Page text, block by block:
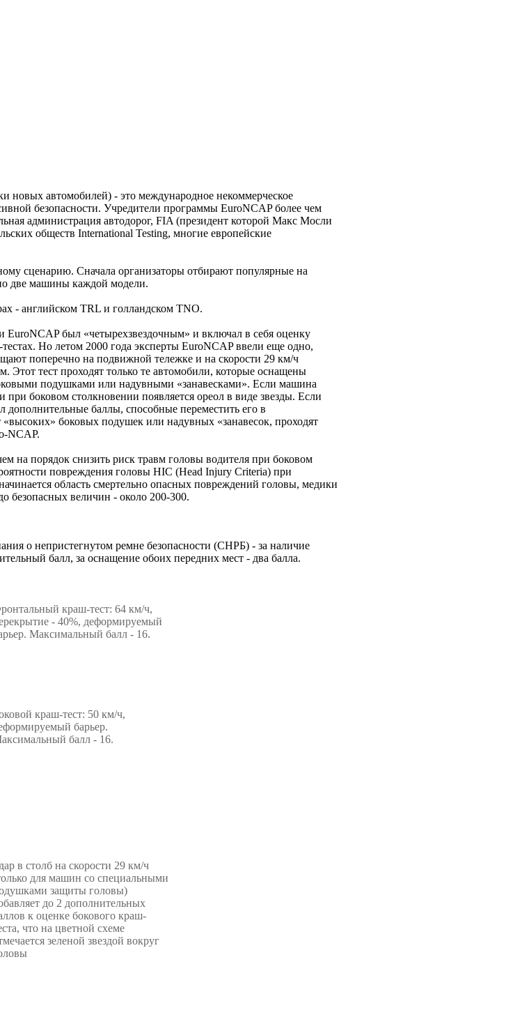
новых автомобилей) - это международное некоммерческое
безопасности. Учредители программы EuroNCAP более чем
администрация автодорог, FIA (президент которой Макс Мосли
обществ International Testing, многие европейские
сценарию. Сначала организаторы отбирают популярные на
две машины каждой модели.
- английском TRL и голландском TNO.
EuroNCAP был «четырехзвездочным» и включал в себя оценку
Но летом 2000 года эксперты EuroNCAP ввели еще одно,
поперечно на подвижной тележке и на скорости 29 км/ч
Этот тест проходят только те автомобили, которые оснащены
подушками или надувными «занавесками». Если машина
боковом столкновении появляется ореол в виде звезды. Если
дополнительные баллы, способные переместить его в
боковых подушек или надувных «занавесок, проходят
NCAP.
на порядок снизить риск травм головы водителя при боковом
повреждения головы НIС (Head Injury Criteria) при
область смертельно опасных повреждений головы, медики
безопасных величин - около 200-300.
о непристегнутом ремне безопасности (СНРБ) - за наличие
балл, за оснащение обоих передних мест - два балла.
краш-тест: 64 км/ч,
- 40%, деформируемый
Максимальный балл - 16.
краш-тест: 50 км/ч,
барьер.
балл - 16.
в столб на скорости 29 км/ч
для машин со специальными
защиты головы)
до 2 дополнительных
к оценке бокового краш-
что на цветной схеме
зеленой звездой вокруг